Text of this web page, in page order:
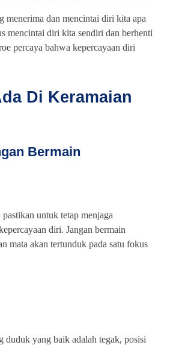
menerima dan mencintai diri kita apa
mencintai diri kita sendiri dan berhenti
percaya bahwa kepercayaan diri
Di Keramaian
Bermain
untuk tetap menjaga
diri. Jangan bermain
mata akan tertunduk pada satu fokus
duduk yang baik adalah tegak, posisi